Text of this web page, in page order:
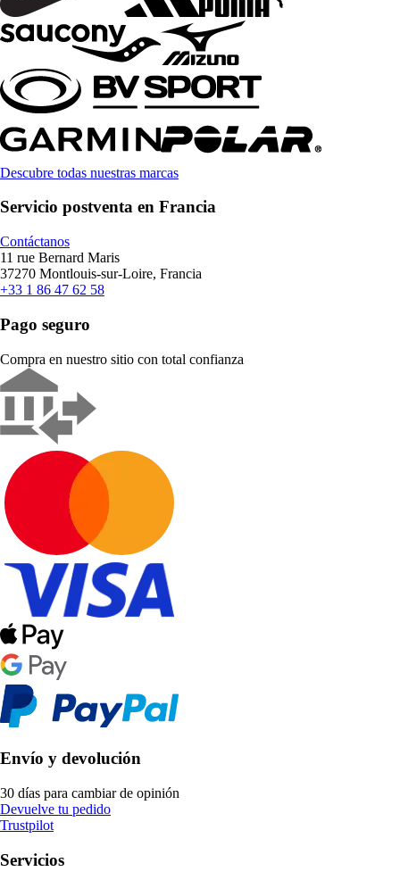
Descubre todas nuestras marcas
Servicio postventa en Francia
Contáctanos
11 rue Bernard Maris
37270 Montlouis-sur-Loire, Francia
+33 1 86 47 62 58
Pago seguro
Compra en nuestro sitio con total confianza
Envío y devolución
30 días para cambiar de opinión
Devuelve tu pedido
Trustpilot
Servicios